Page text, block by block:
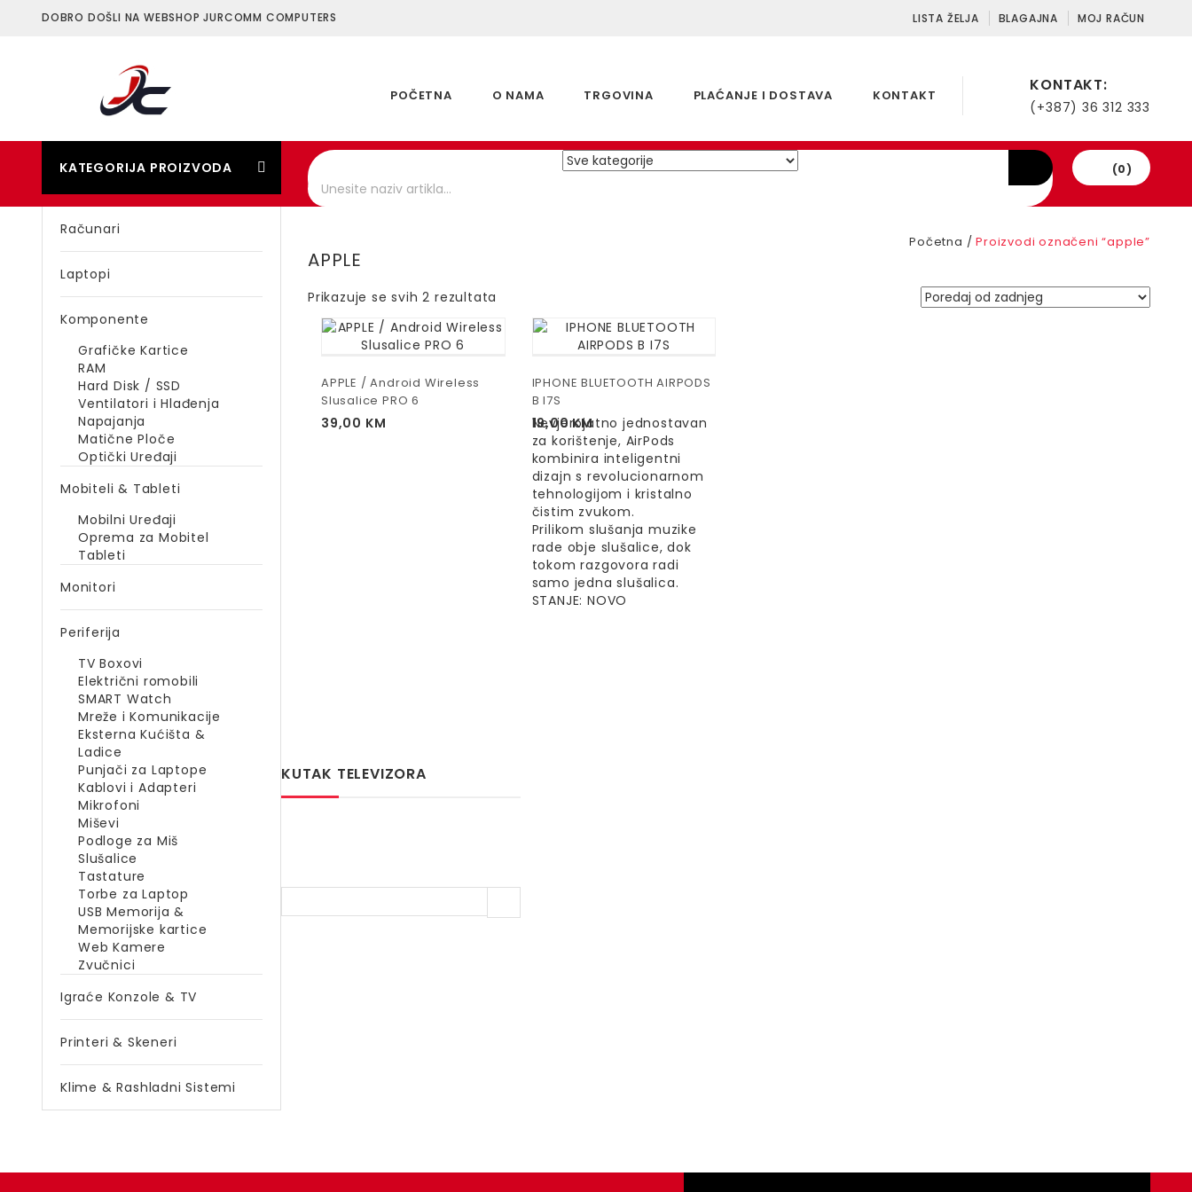
DOBRO DOŠLI NA WEBSHOP JURCOMM COMPUTERS LISTA ŽELJA BLAGAJNA MOJ RAČUN
KONTAKT:
(+387) 36 312 333
POČETNA O NAMA TRGOVINA PLAĆANJE I DOSTAVA KONTAKT
KATEGORIJA PROIZVODA (0)
Računari
Laptopi
Komponente
Grafičke Kartice
RAM
Hard Disk / SSD
Ventilatori i Hlađenja
Napajanja
Matične Ploče
Optički Uređaji
Mobiteli & Tableti
Mobilni Uređaji
Oprema za Mobitel
Tableti
Monitori
Periferija
TV Boxovi
Električni romobili
SMART Watch
Mreže i Komunikacije
Eksterna Kućišta &
Ladice
Punjači za Laptope
Kablovi i Adapteri
Mikrofoni
Miševi
Podloge za Miš
Slušalice
Tastature
Torbe za Laptop
USB Memorija &
Memorijske kartice
Web Kamere
Zvučnici
Igraće Konzole & TV
Printeri & Skeneri
Klime & Rashladni Sistemi
Početna /Proizvodi označeni “apple”
APPLE
Prikazuje se svih 2 rezultata
APPLE / Android Wireless
Slusalice PRO 6
39,00 KM
IPHONE BLUETOOTH AIRPODS
B I7S
19,00KM
Nevjerojatno jednostavan
za korištenje, AirPods
kombinira inteligentni
dizajn s revolucionarnom
tehnologijom i kristalno
čistim zvukom.
Prilikom slušanja muzike
rade obje slušalice, dok
tokom razgovora radi
samo jedna slušalica.
STANJE: NOVO
KUTAK TELEVIZORA